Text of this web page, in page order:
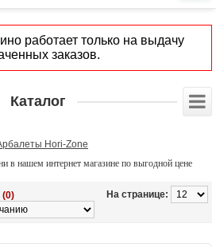
работает только на выдачу
заказов.
Каталог
Hori-Zone
в нашем интернет магазине по выгодной цене
На странице:
(0)